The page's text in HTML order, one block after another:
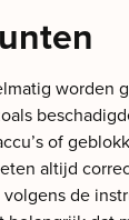
worden
of
altijd
de